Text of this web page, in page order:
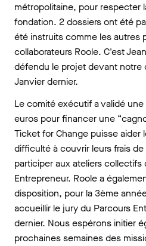
métropolitaine, pour respecter
fondation. 2 dossiers ont été
été instruits comme les autres
collaborateurs Roole. C'est
défendu le projet devant notre
Janvier dernier.
Le comité exécutif a validé
euros pour financer une
Ticket for Change puisse aider
difficulté à couvrir leurs frais
participer aux ateliers collectifs
Entrepreneur. Roole a
disposition, pour la 3ème
accueillir le jury du Parcours
dernier. Nous espérons initier
prochaines semaines des